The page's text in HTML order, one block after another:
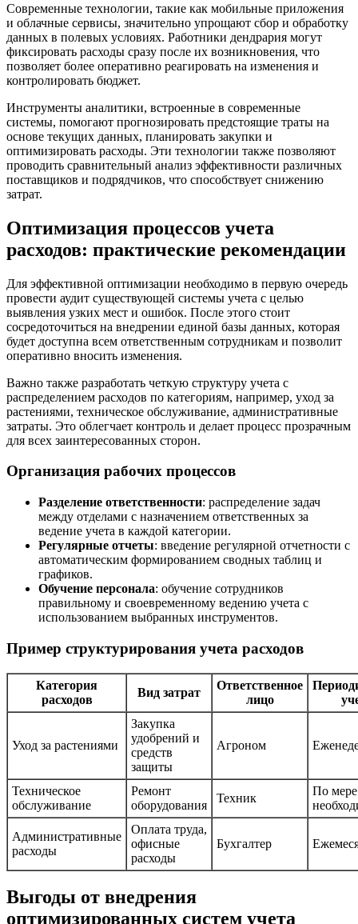
Современные технологии, такие как мобильные приложения
и облачные сервисы, значительно упрощают сбор и обработку
данных в полевых условиях. Работники дендрария могут
фиксировать расходы сразу после их возникновения, что
позволяет более оперативно реагировать на изменения и
контролировать бюджет.
Инструменты аналитики, встроенные в современные
системы, помогают прогнозировать предстоящие траты на
основе текущих данных, планировать закупки и
оптимизировать расходы. Эти технологии также позволяют
проводить сравнительный анализ эффективности различных
поставщиков и подрядчиков, что способствует снижению
затрат.
Оптимизация процессов учета
расходов: практические рекомендации
Для эффективной оптимизации необходимо в первую очередь
провести аудит существующей системы учета с целью
выявления узких мест и ошибок. После этого стоит
сосредоточиться на внедрении единой базы данных, которая
будет доступна всем ответственным сотрудникам и позволит
оперативно вносить изменения.
Важно также разработать четкую структуру учета с
распределением расходов по категориям, например, уход за
растениями, техническое обслуживание, административные
затраты. Это облегчает контроль и делает процесс прозрачным
для всех заинтересованных сторон.
Организация рабочих процессов
Разделение ответственности: распределение задач
между отделами с назначением ответственных за
ведение учета в каждой категории.
Регулярные отчеты: введение регулярной отчетности с
автоматическим формированием сводных таблиц и
графиков.
Обучение персонала: обучение сотрудников
правильному и своевременному ведению учета с
использованием выбранных инструментов.
Пример структурирования учета расходов
Категория
расходов
Вид затрат
Ответственное
лицо
Уход за растениями
Закупка
удобрений и
средств
защиты
Агроном
Техническое
обслуживание
Ремонт
оборудования
Техник
По мере
Административные
расходы
Оплата труда,
офисные
расходы
Бухгалтер
Выгоды от внедрения
оптимизированных систем учета